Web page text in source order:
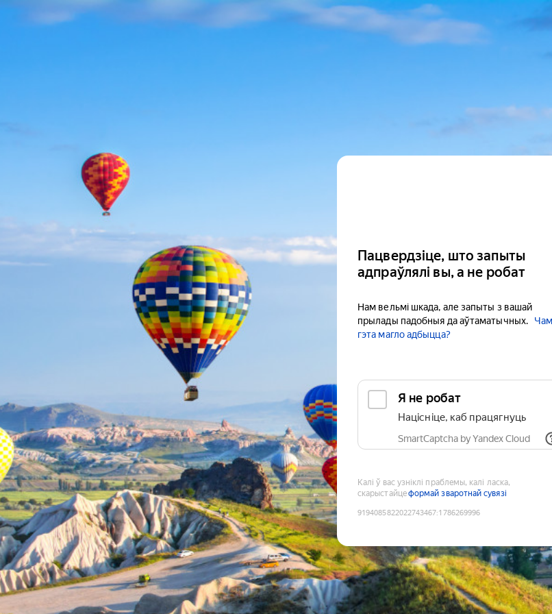
Пацвердзіце, што запыты
адпраўлялі вы, а не робат
Нам вельмі шкада, але запыты з вашай
прылады падобныя да аўтаматычных.
гэта магло адбыцца?
Я не робат
Націсніце, каб працягнуць
SmartCaptcha by Yandex Cloud
Калі ў вас узніклі праблемы, калі ласка,
скарыстайцеформай зваротнай сувязі
9194085822022743467:1786269996